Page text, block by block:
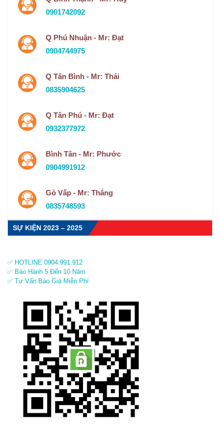
0901742092
Q Phú Nhuận - Mr: Đạt
0904744975
Q Tân Bình - Mr: Thái
0835904625
Q Tân Phú - Mr: Đạt
0932377972
Bình Tân - Mr: Phước
0904991912
Gò Vấp - Mr: Thắng
0835748593
SỰ KIỆN 2023 – 2025
✅ HOTLINE 0904.991.912
✅ Bảo Hành 5 Đến 10 Năm
✅ Tư Vấn Báo Giá Miễn Phí